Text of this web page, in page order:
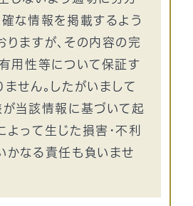
確な情報を掲載するよう
りますが、その内容の完
用性等について保証す
せん。したがいまして
が当該情報に基づいて起
って生じた損害・不利
かなる責任も負いませ